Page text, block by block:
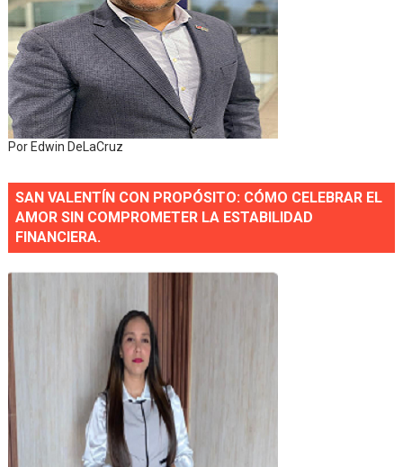
Por Edwin DeLaCruz
SAN VALENTÍN CON PROPÓSITO: CÓMO CELEBRAR EL
AMOR SIN COMPROMETER LA ESTABILIDAD
FINANCIERA.